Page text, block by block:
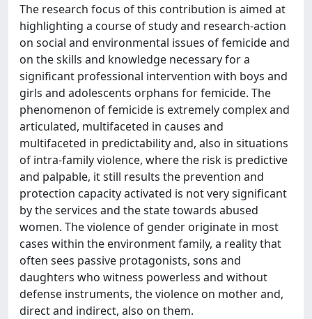
The research focus of this contribution is aimed at
highlighting a course of study and research-action
on social and environmental issues of femicide and
on the skills and knowledge necessary for a
significant professional intervention with boys and
girls and adolescents orphans for femicide. The
phenomenon of femicide is extremely complex and
articulated, multifaceted in causes and
multifaceted in predictability and, also in situations
of intra-family violence, where the risk is predictive
and palpable, it still results the prevention and
protection capacity activated is not very significant
by the services and the state towards abused
women. The violence of gender originate in most
cases within the environment family, a reality that
often sees passive protagonists, sons and
daughters who witness powerless and without
defense instruments, the violence on mother and,
direct and indirect, also on them.